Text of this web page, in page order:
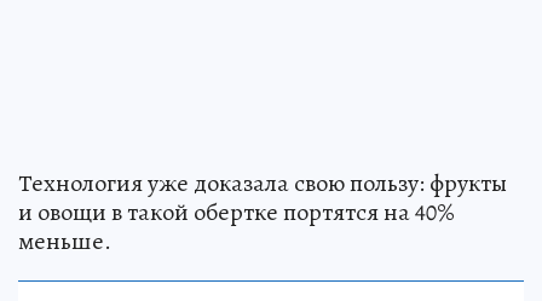
Технология уже доказала свою пользу: фрукты
и овощи в такой обертке портятся на 40%
меньше.